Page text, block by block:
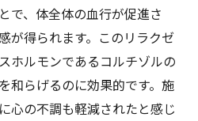
で、体全体の血行が促進さ
が得られます。このリラクゼ
ホルモンであるコルチゾルの
和らげるのに効果的です。施
心の不調も軽減されたと感じ